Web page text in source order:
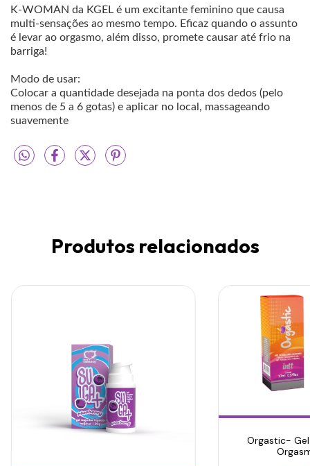
K-WOMAN da KGEL é um excitante feminino que causa
multi-sensações ao mesmo tempo. Eficaz quando o assunto
é levar ao orgasmo, além disso, promete causar até frio na
barriga!
Modo de usar:
Colocar a quantidade desejada na ponta dos dedos (pelo
menos de 5 a 6 gotas) e aplicar no local, massageando
suavemente
Produtos relacionados
Orgastic-